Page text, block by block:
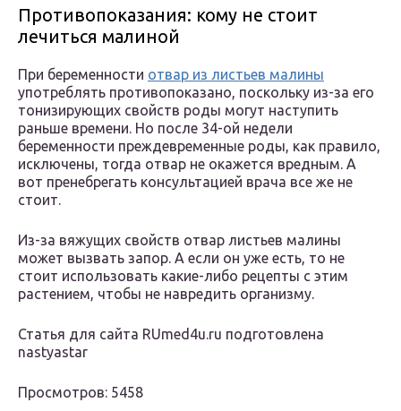
Противопоказания: кому не стоит
лечиться малиной
При беременности отвар из листьев малины
употреблять противопоказано, поскольку из-за его
тонизирующих свойств роды могут наступить
раньше времени. Но после 34-ой недели
беременности преждевременные роды, как правило,
исключены, тогда отвар не окажется вредным. А
вот пренебрегать консультацией врача все же не
стоит.
Из-за вяжущих свойств отвар листьев малины
может вызвать запор. А если он уже есть, то не
стоит использовать какие-либо рецепты с этим
растением, чтобы не навредить организму.
Статья для сайта RUmed4u.ru подготовлена
nastyastar
Просмотров: 5458